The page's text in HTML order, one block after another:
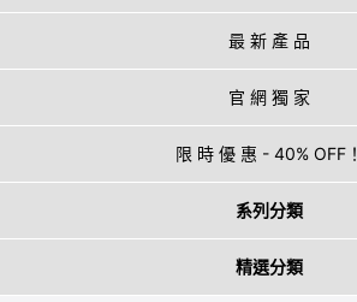
最 新 產 品
官 網 獨 家
限 時 優 惠 - 40% OFF！
系列分類
精選分類